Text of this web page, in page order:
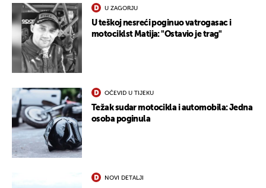
U ZAGORJU
U teškoj nesreći poginuo vatrogasac i
motociklst Matija: "Ostavio je trag"
OČEVID U TIJEKU
Težak sudar motocikla i automobila: Jedna
osoba poginula
NOVI DETALJI